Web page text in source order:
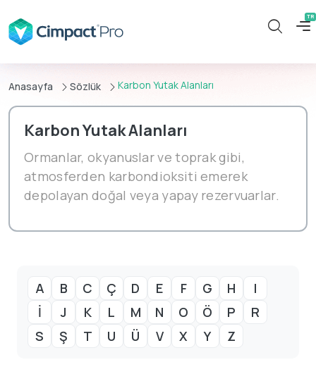
Anasayfa Sözlük Karbon Yutak Alanları
Karbon Yutak Alanları
Ormanlar, okyanuslar ve toprak gibi,
atmosferden karbondioksiti emerek
depolayan doğal veya yapay rezervuarlar.
A B C Ç D E F G H
I
İ
J K L M N O Ö P
R
S
Ş T U Ü V X Y Z